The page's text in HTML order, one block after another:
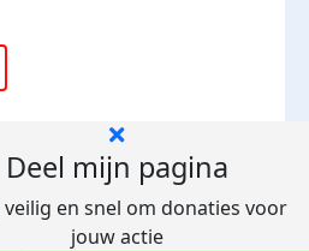
Deel mijn pagina
veilig en snel om donaties voor
jouw actie